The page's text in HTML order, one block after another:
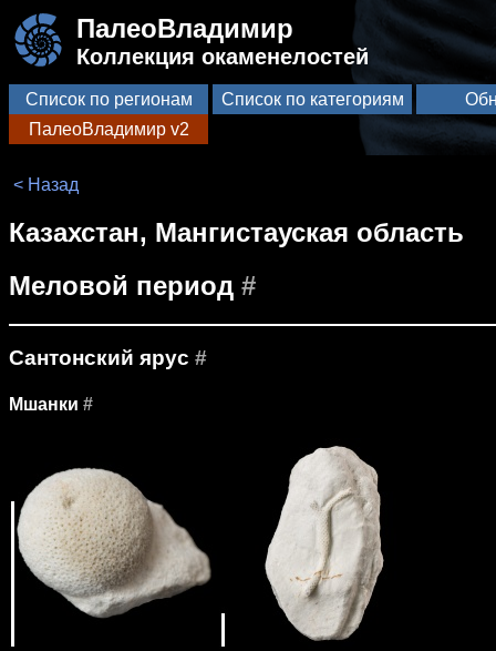
ПалеоВладимир
Коллекция окаменелостей
Список по регионам Список по категориям
ПалеоВладимир v2
< Назад
Казахстан, Мангистауская область
Меловой период #
Сантонский ярус #
Мшанки #